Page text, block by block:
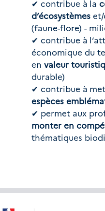
✔ contribue à la
d’écosystèmes et/
(faune-flore) -
✔ contribue à
économique du
en valeur
durable)
espèces
monter en
thématiques